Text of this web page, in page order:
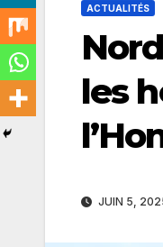
ACTUALITÉS
les
JUIN 5,